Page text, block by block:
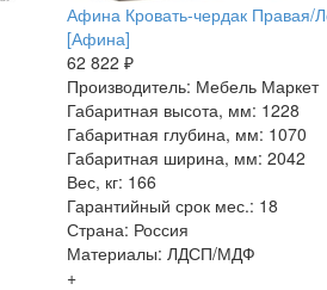
Афина Кровать-чердак Правая/
[Афина]
62 822 ₽
Производитель: Мебель Маркет
Габаритная высота, мм: 1228
Габаритная глубина, мм: 1070
Габаритная ширина, мм: 2042
Вес, кг: 166
Гарантийный срок мес.: 18
Страна: Россия
Материалы: ЛДСП/МДФ
+